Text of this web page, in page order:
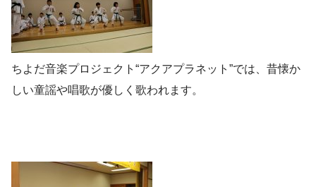
ちよだ音楽プロジェクト“アクアプラネット”では、昔懐か
しい童謡や唱歌が優しく歌われます。